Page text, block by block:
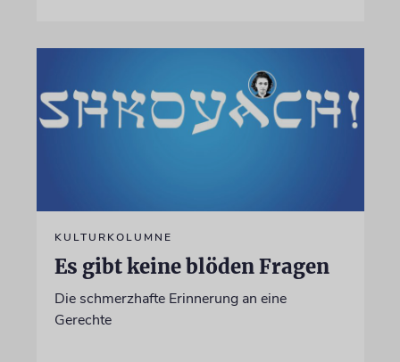
KULTURKOLUMNE
Es gibt keine blöden Fragen
Die schmerzhafte Erinnerung an eine
Gerechte